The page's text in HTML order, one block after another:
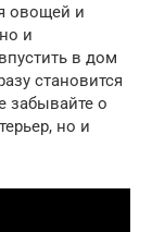
овощей и
и
в дом
становится
забывайте о
но и